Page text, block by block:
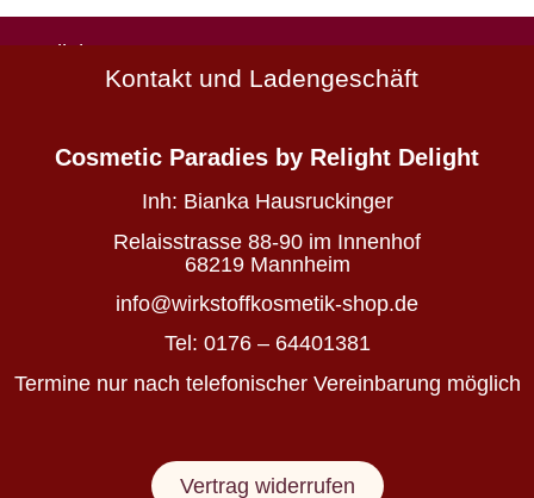
Natürlich
Kontakt und Ladengeschäft
Cosmetic Paradies by Relight Delight
Inh: Bianka Hausruckinger
Relaisstrasse 88-90 im Innenhof
68219 Mannheim
info@wirkstoffkosmetik-shop.de
Tel: 0176 – 64401381
Termine nur nach telefonischer Vereinbarung möglich
Vertrag widerrufen